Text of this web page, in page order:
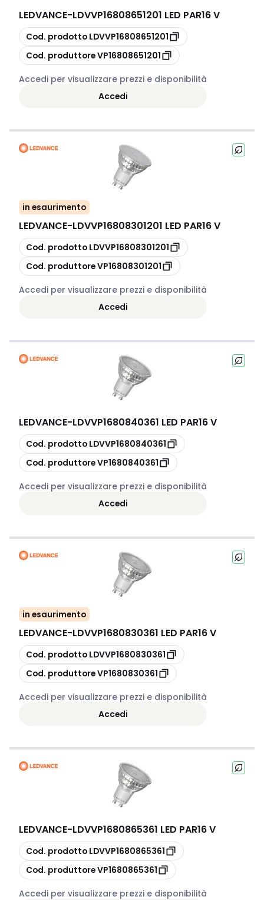
LEDVANCE-LDVVP16808651201 LED PAR16 V
copia
Cod. prodotto LDVVP16808651201
copia
Cod. produttoreVP16808651201
Accedi per visualizzare prezzi e disponibilità
Accedi
in esaurimento
LEDVANCE-LDVVP16808301201 LED PAR16 V
copia
Cod. prodotto LDVVP16808301201
copia
Cod. produttoreVP16808301201
Accedi per visualizzare prezzi e disponibilità
Accedi
LEDVANCE-LDVVP1680840361 LED PAR16 V
copia
Cod. prodotto LDVVP1680840361
copia
Cod. produttoreVP1680840361
Accedi per visualizzare prezzi e disponibilità
Accedi
in esaurimento
LEDVANCE-LDVVP1680830361 LED PAR16 V
copia
Cod. prodotto LDVVP1680830361
copia
Cod. produttoreVP1680830361
Accedi per visualizzare prezzi e disponibilità
Accedi
LEDVANCE-LDVVP1680865361 LED PAR16 V
copia
Cod. prodotto LDVVP1680865361
copia
Cod. produttoreVP1680865361
Accedi per visualizzare prezzi e disponibilità